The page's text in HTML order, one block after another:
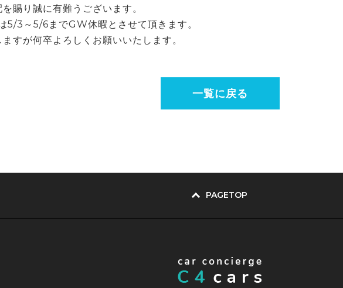
賜り誠に有難うございます。
5/3～5/6までGW休暇とさせて頂きます。
すが何卒よろしくお願いいたします。
一覧に戻る
PAGETOP